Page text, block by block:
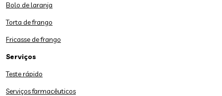
Bolo de laranja
Torta de frango
Fricasse de frango
Serviços
Teste rápido
Serviços farmacêuticos